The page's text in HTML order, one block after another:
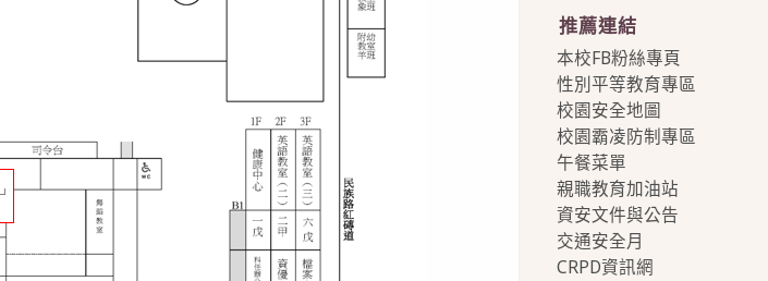
推薦連結
本校FB粉絲專頁
性別平等教育專區
校園安全地圖
校園霸凌防制專區
午餐菜單
親職教育加油站
資安文件與公告
交通安全月
CRPD資訊網